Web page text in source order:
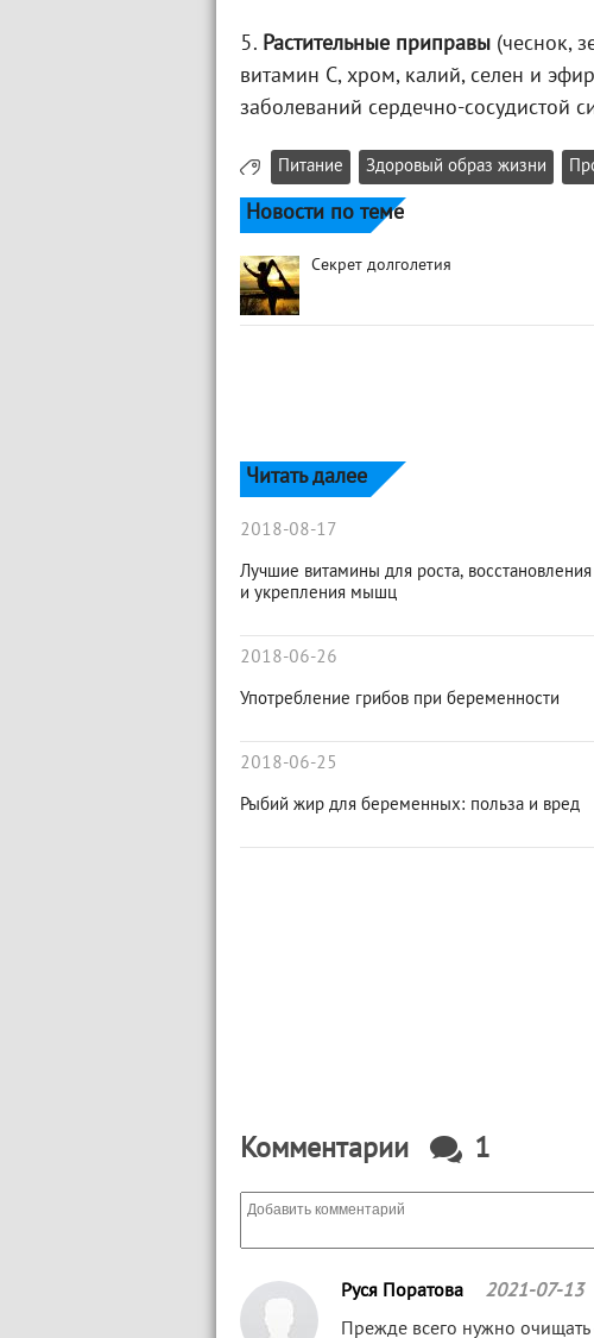
5. Растительные приправы (чеснок,
витамин С, хром, калий, селен и
заболеваний сердечно-сосудистой
Питание Здоровый образ жизни
Новости по теме
Секрет долголетия
Читать далее
2018-08-17
Лучшие витамины для роста, восстановления
и укрепления мышц
2018-06-26
Употребление грибов при беременности
2018-06-25
Рыбий жир для беременных: польза и вред
Комментарии 1
Руся Поратова 2021-07-13
Прежде всего нужно